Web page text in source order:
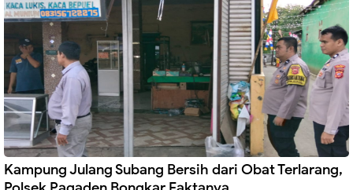
Kampung Julang Subang Bersih dari Obat Terlarang,